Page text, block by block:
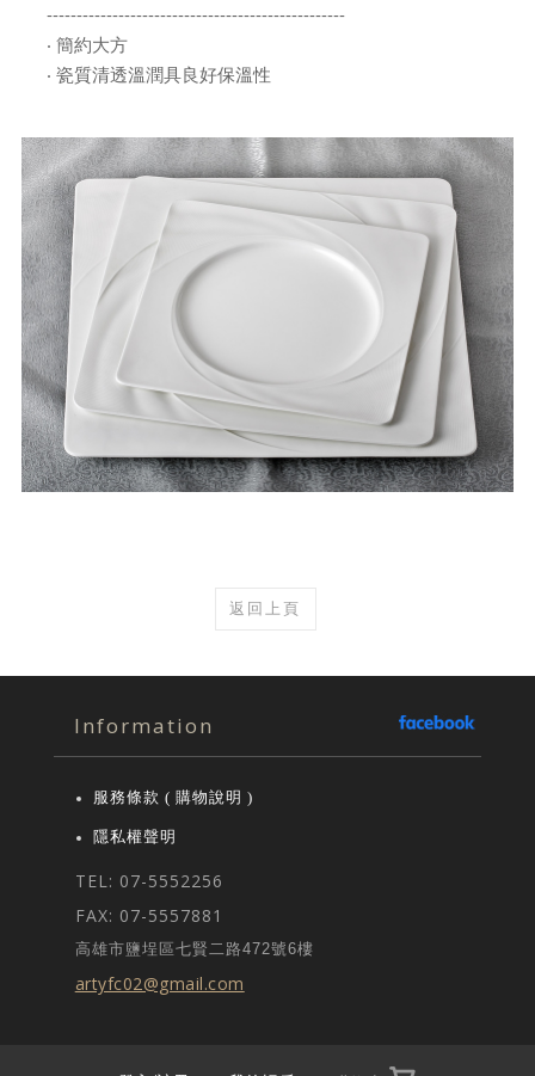
--------------------------------------------------
‧ 簡約大方
‧ 瓷質清透溫潤具良好保溫性
返回上頁
Information
服務條款 ( 購物說明 )
隱私權聲明
TEL: 07-5552256
FAX: 07-5557881
高雄市鹽埕區七賢二路472號6樓
artyfc02@gmail.com